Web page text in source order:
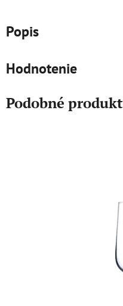
Popis
Hodnotenie
Podobné